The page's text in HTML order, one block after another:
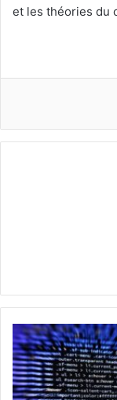
et les théories du